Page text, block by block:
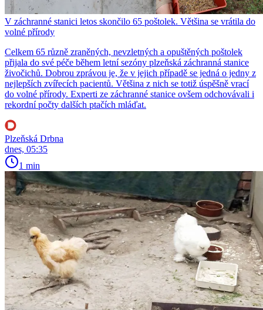
V záchranné stanici letos skončilo 65 poštolek. Většina se vrátila do
volné přírody
Celkem 65 různě zraněných, nevzletných a opuštěných poštolek
přijala do své péče během letní sezóny plzeňská záchranná stanice
živočichů. Dobrou zprávou je, že v jejich případě se jedná o jedny z
nejlepších zvířecích pacientů. Většina z nich se totiž úspěšně vrací
do volné přírody. Experti ze záchranné stanice ovšem odchovávali i
rekordní počty dalších ptačích mláďat.
Plzeňská Drbna
dnes, 05:35
1 min